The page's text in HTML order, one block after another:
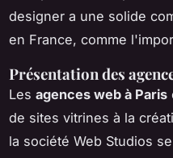
designer a une solide
en France, comme
Présentation des
Les agences web à Paris
de sites vitrines à la
la société Web Studios